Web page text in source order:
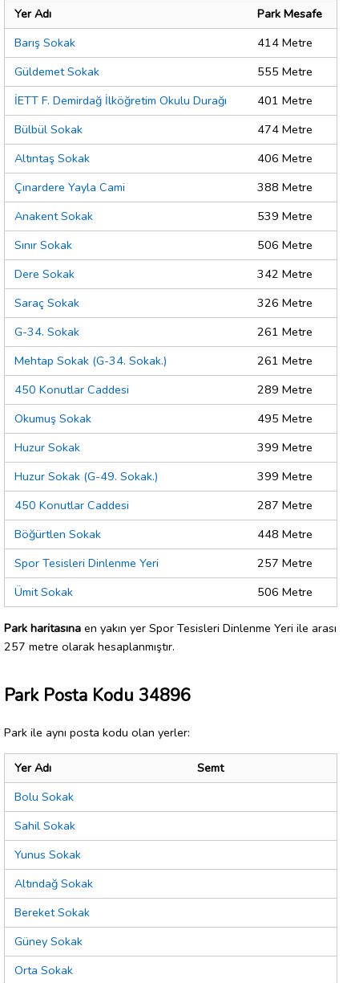
Yer Adı
Park Mesafe
Barış Sokak
414 Metre
Güldemet Sokak
555 Metre
İETT F. Demirdağ İlköğretim Okulu Durağı
401 Metre
Bülbül Sokak
474 Metre
Altıntaş Sokak
406 Metre
Çınardere Yayla Cami
388 Metre
Anakent Sokak
539 Metre
Sınır Sokak
506 Metre
Dere Sokak
342 Metre
Saraç Sokak
326 Metre
G-34. Sokak
261 Metre
Mehtap Sokak (G-34. Sokak.)
261 Metre
450 Konutlar Caddesi
289 Metre
Okumuş Sokak
495 Metre
Huzur Sokak
399 Metre
Huzur Sokak (G-49. Sokak.)
399 Metre
450 Konutlar Caddesi
287 Metre
Böğürtlen Sokak
448 Metre
Spor Tesisleri Dinlenme Yeri
257 Metre
Ümit Sokak
506 Metre
Park haritasına en yakın yer Spor Tesisleri Dinlenme Yeri ile arası
257 metre olarak hesaplanmıştır.
Park Posta Kodu 34896
Park ile aynı posta kodu olan yerler:
Yer Adı
Semt
Bolu Sokak
Sahil Sokak
Yunus Sokak
Altındağ Sokak
Bereket Sokak
Güney Sokak
Orta Sokak